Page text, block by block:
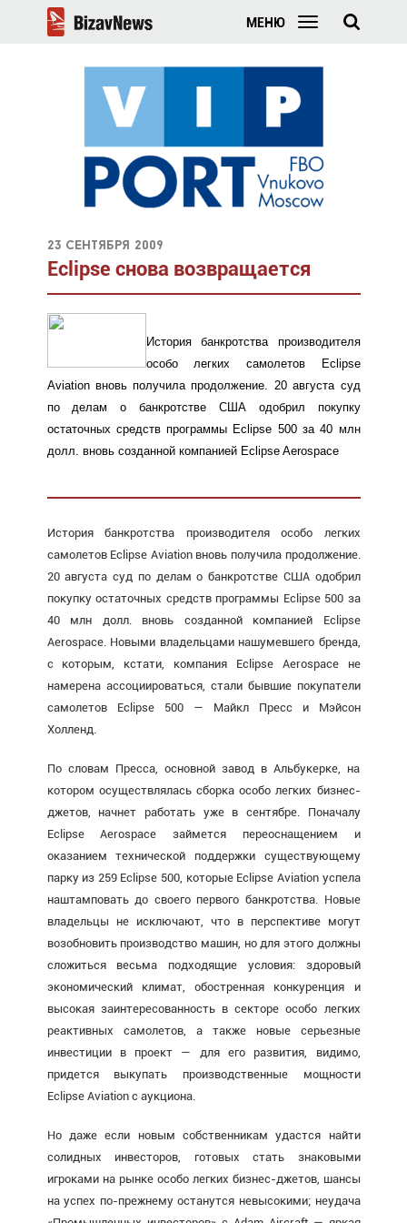
МЕНЮ
23 сентября 2009
Eclipse снова возвращается
История банкротства производителя
особо легких самолетов Eclipse
Aviation вновь получила продолжение. 20 августа суд
по делам о банкротстве США одобрил покупку
остаточных средств программы Eclipse 500 за 40 млн
долл. вновь созданной компанией Eclipse Aerospace
История банкротства производителя особо легких
самолетов Eclipse Aviation вновь получила продолжение.
20 августа суд по делам о банкротстве США одобрил
покупку остаточных средств программы Eclipse 500 за
40 млн долл. вновь созданной компанией Eclipse
Aerospace. Новыми владельцами нашумевшего бренда,
с которым, кстати, компания Eclipse Aerospace не
намерена ассоциироваться, стали бывшие покупатели
самолетов Eclipse 500 — Майкл Пресс и Мэйсон
Холленд.
По словам Пресса, основной завод в Альбукерке, на
котором осуществлялась сборка особо легких бизнес-
джетов, начнет работать уже в сентябре. Поначалу
Eclipse Aerospace займется переоснащением и
оказанием технической поддержки существующему
парку из 259 Eclipse 500, которые Eclipse Aviation успела
наштамповать до своего первого банкротства. Новые
владельцы не исключают, что в перспективе могут
возобновить производство машин, но для этого должны
сложиться весьма подходящие условия: здоровый
экономический климат, обостренная конкуренция и
высокая заинтересованность в секторе особо легких
реактивных самолетов, а также новые серьезные
инвестиции в проект — для его развития, видимо,
придется выкупать производственные мощности
Eclipse Aviation с аукциона.
Но даже если новым собственникам удастся найти
солидных инвесторов, готовых стать знаковыми
игроками на рынке особо легких бизнес-джетов, шансы
на успех по-прежнему останутся невысокими; неудача